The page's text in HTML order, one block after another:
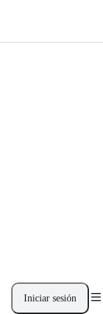
Iniciar sesión